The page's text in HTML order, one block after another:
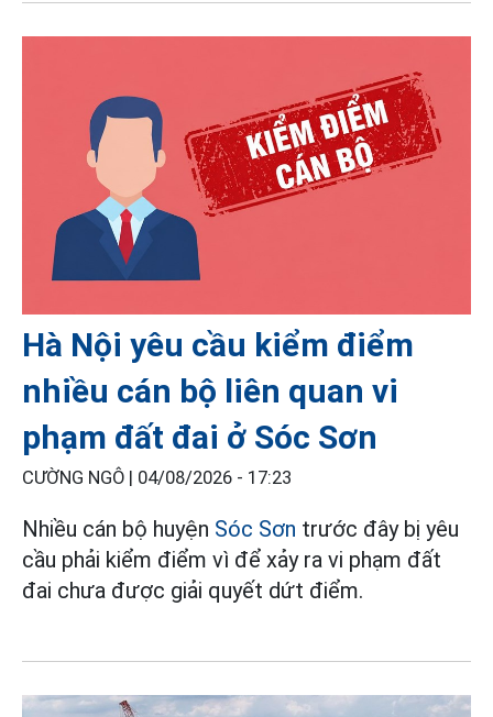
Hà Nội yêu cầu kiểm điểm
nhiều cán bộ liên quan vi
phạm đất đai ở Sóc Sơn
CƯỜNG NGÔ | 04/08/2026 - 17:23
Nhiều cán bộ huyện Sóc Sơn trước đây bị yêu
cầu phải kiểm điểm vì để xảy ra vi phạm đất
đai chưa được giải quyết dứt điểm.